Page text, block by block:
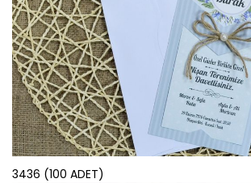
3436 (100 ADET)